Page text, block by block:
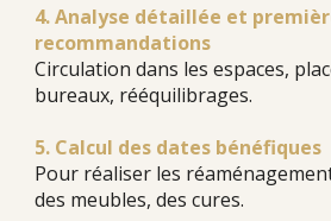
4.Analyse détaillée et
recommandations
Circulation dans les espaces,
bureaux, rééquilibrages.
5. Calcul des dates bénéfiques
Pour réaliser les
des meubles, des cures.